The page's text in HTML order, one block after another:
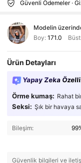
Güvenli Ödemeler ·
Modelin
Boy: 171.0
Ürün Detayları
Yapay Zeka
Örme kumaş: Rahat
Seksi: Şık bir havaya
Bileşim:
Güvenlik bilgileri ve